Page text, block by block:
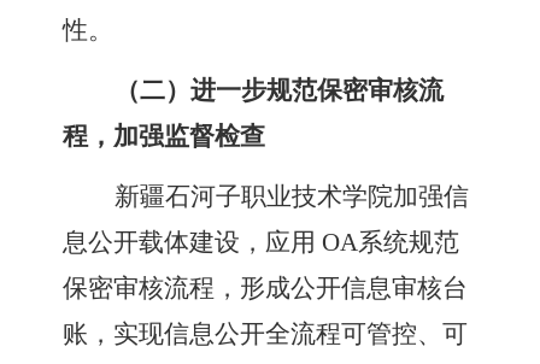
性。
（二）进一步规范保密审核流
程，加强监督检查
新疆石河子职业技术学院加强信
息公开载体建设，应用 OA系统规范
保密审核流程，形成公开信息审核台
账，实现信息公开全流程可管控、可